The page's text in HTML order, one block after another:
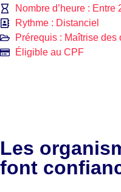
Nombre d’heure : Entre
Rythme : Distanciel
Prérequis : Maîtrise
Éligible au CPF
Les
font